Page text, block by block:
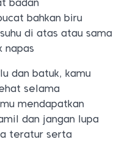
badan
bahkan biru
di atas atau sama
napas
dan batuk, kamu
selama
mendapatkan
dan jangan lupa
teratur serta